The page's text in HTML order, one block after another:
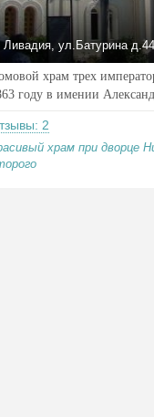
Ливадия, ул.Батурина
храм трех
году в имении
2
храм при дворце